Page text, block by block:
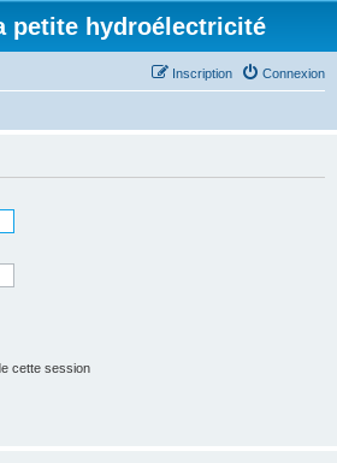
petite hydroélectricité
Connexion
Inscription
cette session